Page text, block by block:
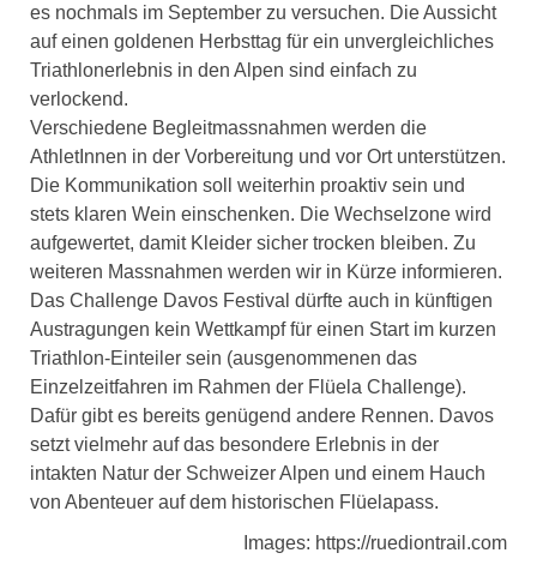
es nochmals im September zu versuchen. Die Aussicht
auf einen goldenen Herbsttag für ein unvergleichliches
Triathlonerlebnis in den Alpen sind einfach zu
verlockend.
Verschiedene Begleitmassnahmen werden die
AthletInnen in der Vorbereitung und vor Ort unterstützen.
Die Kommunikation soll weiterhin proaktiv sein und
stets klaren Wein einschenken. Die Wechselzone wird
aufgewertet, damit Kleider sicher trocken bleiben. Zu
weiteren Massnahmen werden wir in Kürze informieren.
Das Challenge Davos Festival dürfte auch in künftigen
Austragungen kein Wettkampf für einen Start im kurzen
Triathlon-Einteiler sein (ausgenommenen das
Einzelzeitfahren im Rahmen der Flüela Challenge).
Dafür gibt es bereits genügend andere Rennen. Davos
setzt vielmehr auf das besondere Erlebnis in der
intakten Natur der Schweizer Alpen und einem Hauch
von Abenteuer auf dem historischen Flüelapass.
Images: https://ruediontrail.com